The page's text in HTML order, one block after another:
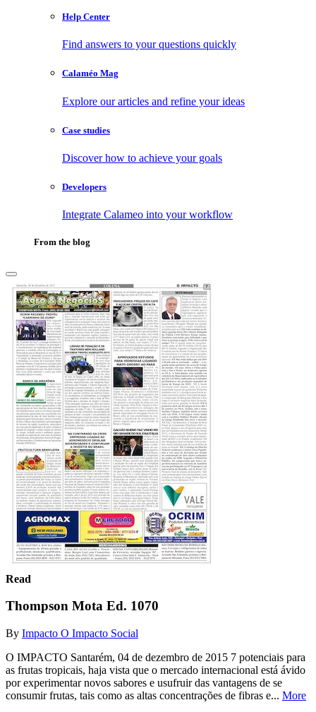
Help Center
Find answers to your questions quickly
Calaméo Mag
Explore our articles and refine your ideas
Case studies
Discover how to achieve your goals
Developers
Integrate Calameo into your workflow
From the blog
Read
Thompson Mota Ed. 1070
By Impacto O Impacto Social
O IMPACTO Santarém, 04 de dezembro de 2015 7 potenciais para
as frutas tropicais, haja vista que o mercado internacional está ávido
por experimentar novos sabores e usufruir das vantagens de se
consumir frutas, tais como as altas concentrações de fibras e... More